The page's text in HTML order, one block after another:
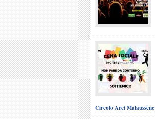
Circolo Arci Malaussène